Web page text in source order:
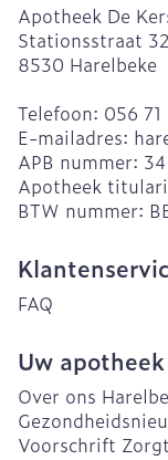
Apotheek De
Stationsstraat 32
8530 Harelbeke
Telefoon: 056
E-mailadres:
APB nummer:
Apotheek
BTW nummer:
FAQ
Uw apotheek
Over ons
Voorschrift